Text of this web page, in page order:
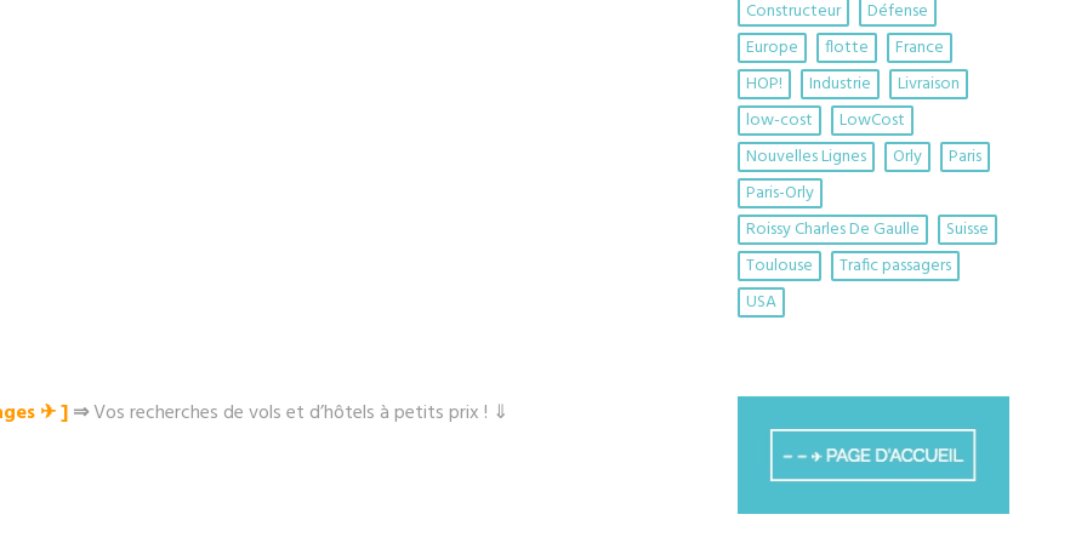
✈︎ ]⇒Vos recherches de vols et d’hôtels à petits prix ! ⇓
Constructeur
Défense
Europe
flotte
France
HOP!
Industrie
Livraison
low-cost
LowCost
Nouvelles Lignes
Orly
Paris
Paris-Orly
Roissy Charles De Gaulle
Suisse
Toulouse
Trafic passagers
USA